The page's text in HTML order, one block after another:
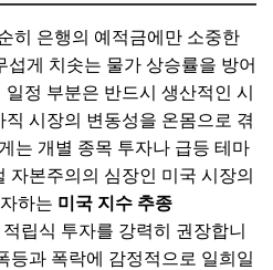
히 은행의 예적금에만 소중한
섭게 치솟는 물가 상승률을 방어
정 부분은 반드시 생산적인 시
시장의 변동성을 온몸으로 겪
는 개별 종목 투자나 급등 테마
자본주의의 심장인 미국 시장의
하는 미국 지수 추종
적립식 투자를 강력히 권장합니
등과 폭락에 감정적으로 일희일